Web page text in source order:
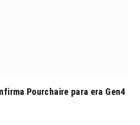
Pourchaire para era Gen4